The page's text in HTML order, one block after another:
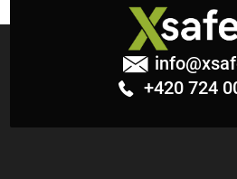
info@
+420 724